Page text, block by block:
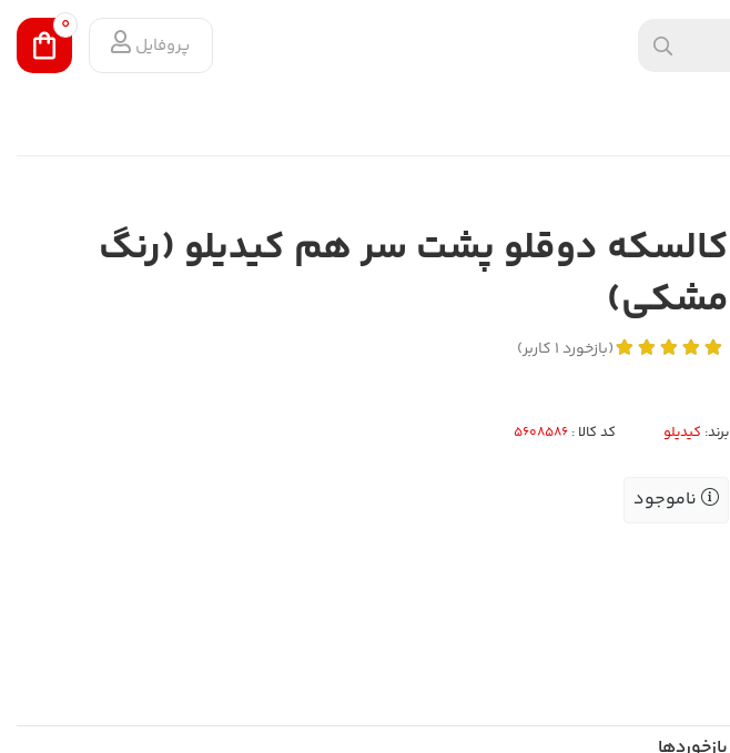
پروفایل
0
کالسکه دوقلو پشت سر هم کیدیلو (رنگ
مشکی)
(بازخورد کاربر)
برند: کیدیلو کد کالا :
ناموجود